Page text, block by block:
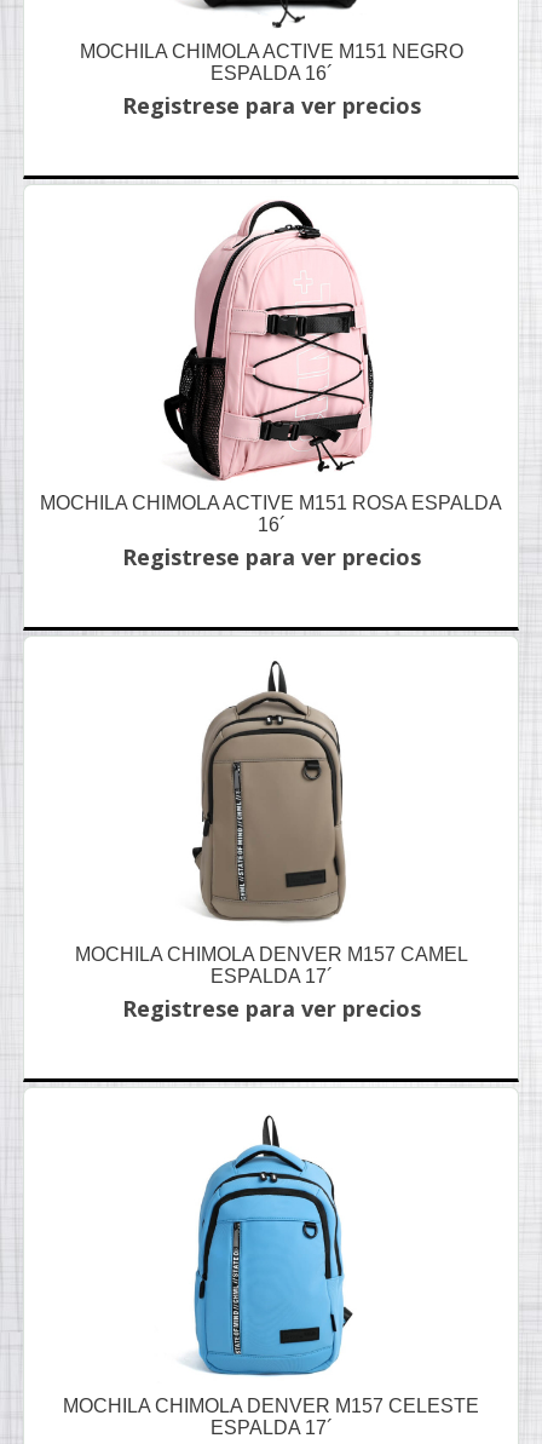
MOCHILA CHIMOLA ACTIVE M151 NEGRO
ESPALDA 16´
Registrese para ver precios
MOCHILA CHIMOLA ACTIVE M151 ROSA ESPALDA
16´
Registrese para ver precios
MOCHILA CHIMOLA DENVER M157 CAMEL
ESPALDA 17´
Registrese para ver precios
MOCHILA CHIMOLA DENVER M157 CELESTE
ESPALDA 17´